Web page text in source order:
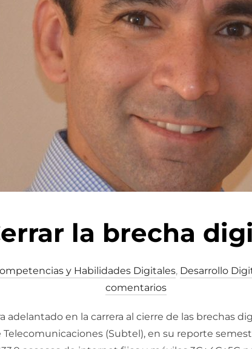
la brecha
y Habilidades Digitales, Desarrollo
comentarios
adelantado en la carrera al cierre de las brechas
(Subtel), en su reporte